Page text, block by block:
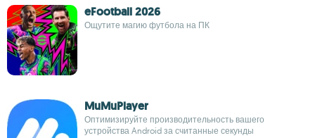
eFootball 2026
Ощутите магию футбола на ПК
MuMuPlayer
Оптимизируйте производительность вашего
устройства Android за считанные секунды